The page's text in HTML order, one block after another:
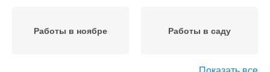
Работы в ноябре Работы в саду